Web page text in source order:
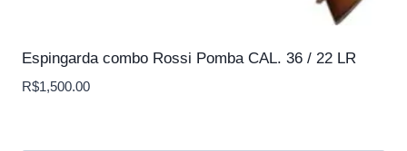
Espingarda combo Rossi Pomba CAL. 36 / 22 LR
R$1,500.00